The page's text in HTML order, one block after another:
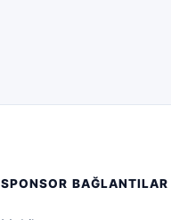
SPONSOR BAĞLANTILAR